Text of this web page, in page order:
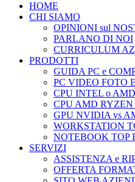
HOME
CHI SIAMO
OPINIONI sul
PARLANO DI NOI
CURRICULUM
PRODOTTI
GUIDA PC e
PC VIDEO FOTO
CPU INTEL o AMD
CPU AMD
GPU NVIDIA vs
WORKSTATION
NOTEBOOK TOP
SERVIZI
ASSISTENZA e
OFFERTA